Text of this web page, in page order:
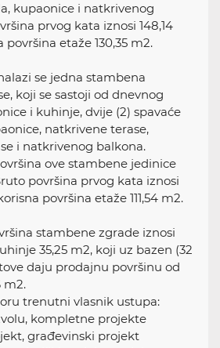
kupaonice i natkrivenog
prvog kata iznosi 148,14
etaže 130,35 m2.
se jedna stambena
koji se sastoji od dnevnog
i kuhinje, dvije (2) spavaće
natkrivene terase,
i natkrivenog balkona.
ove stambene jedinice
površina prvog kata iznosi
površina etaže 111,54 m2.
stambene zgrade iznosi
35,25 m2, koji uz bazen (32
daju prodajnu površinu od
m2.
trenutni vlasnik ustupa:
kompletne projekte
građevinski projekt